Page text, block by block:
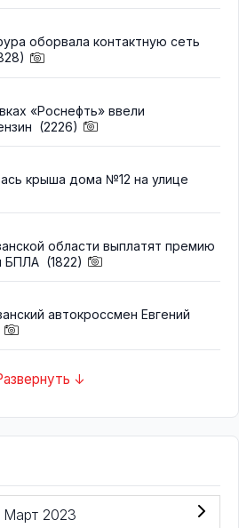
оборвала контактную сеть
«Роснефть» ввели
(2226)
крыша дома №12 на улице
области выплатят премию
БПЛА (1822)
автокроссмен Евгений
↓
Март 2023